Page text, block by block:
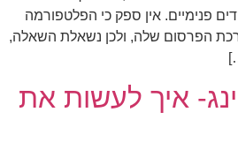
פנימיים. אין ספק כי הפלטפורמה
הפרסום שלה, ולכן נשאלת השאלה,
איך לעשות את